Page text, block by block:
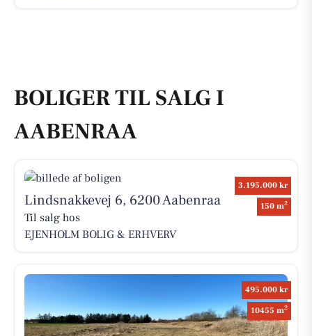
BOLIGER TIL SALG I
AABENRAA
3.195.000 kr
150 m2
Lindsnakkevej 6, 6200 Aabenraa
Til salg hos
EJENHOLM BOLIG & ERHVERV
495.000 kr
10455 m2